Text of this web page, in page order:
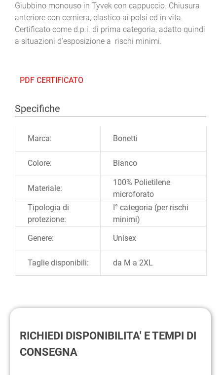
Giubbino monouso in Tyvek con cappuccio. Chiusura
anteriore con cerniera, elastico ai polsi ed in vita.
Certificato come d.p.i. di prima categoria, adatto quindi
a situazioni d'esposizione a rischi minimi.
PDF CERTIFICATO
Specifiche
Marca: Bonetti
Colore: Bianco
Materiale:
100% Polietilene
microforato
Tipologia di
protezione:
I° categoria (per rischi
minimi)
Genere:
Unisex
Taglie disponibili: da M a 2XL
RICHIEDI DISPONIBILITA' E TEMPI DI
CONSEGNA